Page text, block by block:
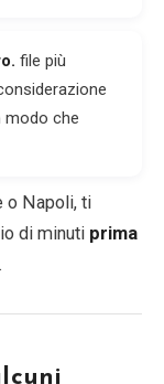
. file più
modo che
o Napoli, ti
di minuti prima